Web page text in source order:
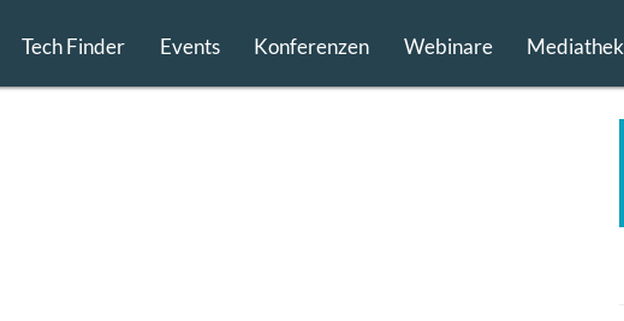
Tech Finder Events Konferenzen Webinare Mediathek